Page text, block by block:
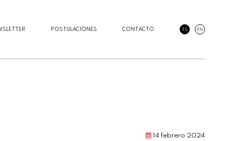
POSTULACIONES CONTACTO ES EN
14 febrero 2024